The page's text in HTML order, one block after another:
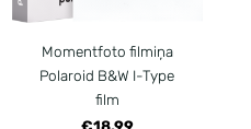
Momentfoto filmiņa
Polaroid B&W I-Type
film